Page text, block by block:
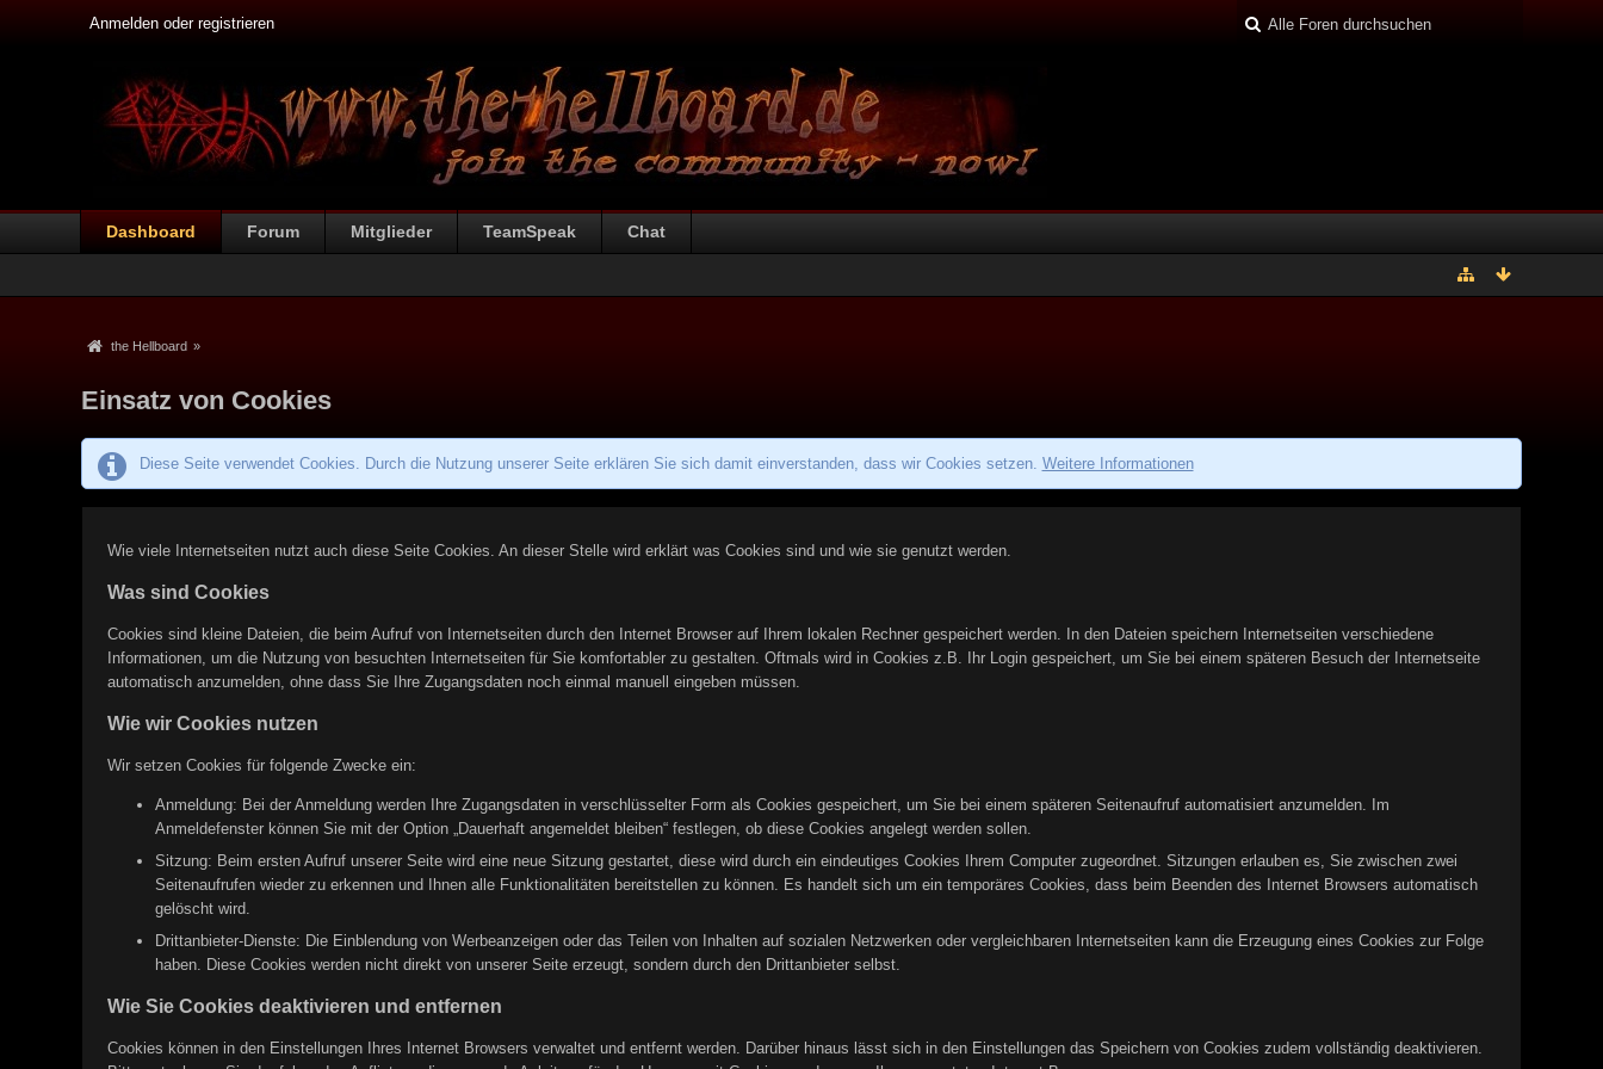
Anmelden oder registrieren
Dashboard Forum Mitglieder TeamSpeak Chat
the Hellboard »
Einsatz von Cookies
Diese Seite verwendet Cookies. Durch die Nutzung unserer Seite erklären Sie sich damit einverstanden, dass wir Cookies setzen. Weitere Informationen
Wie viele Internetseiten nutzt auch diese Seite Cookies. An dieser Stelle wird erklärt was Cookies sind und wie sie genutzt werden.
Was sind Cookies
Cookies sind kleine Dateien, die beim Aufruf von Internetseiten durch den Internet Browser auf Ihrem lokalen Rechner gespeichert werden. In den Dateien speichern Internetseiten verschiedene
Informationen, um die Nutzung von besuchten Internetseiten für Sie komfortabler zu gestalten. Oftmals wird in Cookies z.B. Ihr Login gespeichert, um Sie bei einem späteren Besuch der Internetseite
automatisch anzumelden, ohne dass Sie Ihre Zugangsdaten noch einmal manuell eingeben müssen.
Wie wir Cookies nutzen
Wir setzen Cookies für folgende Zwecke ein:
Anmeldung: Bei der Anmeldung werden Ihre Zugangsdaten in verschlüsselter Form als Cookies gespeichert, um Sie bei einem späteren Seitenaufruf automatisiert anzumelden. Im
Anmeldefenster können Sie mit der Option „Dauerhaft angemeldet bleiben“ festlegen, ob diese Cookies angelegt werden sollen.
Sitzung: Beim ersten Aufruf unserer Seite wird eine neue Sitzung gestartet, diese wird durch ein eindeutiges Cookies Ihrem Computer zugeordnet. Sitzungen erlauben es, Sie zwischen zwei
Seitenaufrufen wieder zu erkennen und Ihnen alle Funktionalitäten bereitstellen zu können. Es handelt sich um ein temporäres Cookies, dass beim Beenden des Internet Browsers automatisch
gelöscht wird.
Drittanbieter-Dienste: Die Einblendung von Werbeanzeigen oder das Teilen von Inhalten auf sozialen Netzwerken oder vergleichbaren Internetseiten kann die Erzeugung eines Cookies zur Folge
haben. Diese Cookies werden nicht direkt von unserer Seite erzeugt, sondern durch den Drittanbieter selbst.
Wie Sie Cookies deaktivieren und entfernen
Cookies können in den Einstellungen Ihres Internet Browsers verwaltet und entfernt werden. Darüber hinaus lässt sich in den Einstellungen das Speichern von Cookies zudem vollständig deaktivieren.